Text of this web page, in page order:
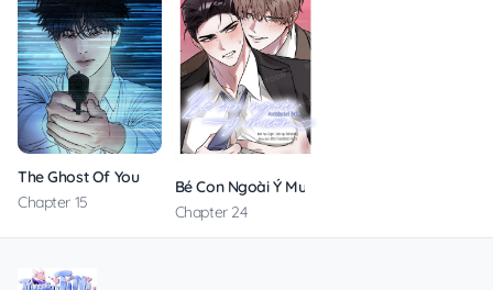
The Ghost Of You
Chapter 15
Bé Con Ngoài Ý Muốn
Chapter 24